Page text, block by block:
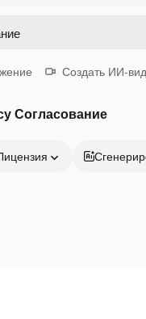
Создать ИИ-
Согласование